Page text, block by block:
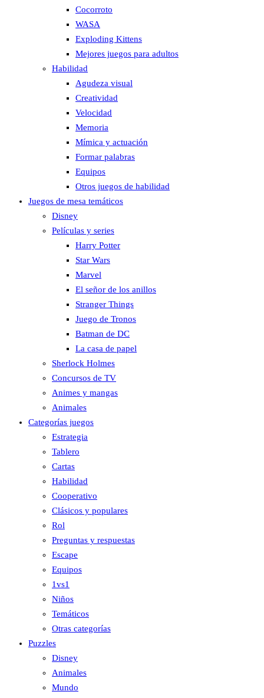
Cocorroto
WASA
Exploding Kittens
Mejores juegos para adultos
Habilidad
Agudeza visual
Creatividad
Velocidad
Memoria
Mímica y actuación
Formar palabras
Equipos
Otros juegos de habilidad
Juegos de mesa temáticos
Disney
Películas y series
Harry Potter
Star Wars
Marvel
El señor de los anillos
Stranger Things
Juego de Tronos
Batman de DC
La casa de papel
Sherlock Holmes
Concursos de TV
Animes y mangas
Animales
Categorías juegos
Estrategia
Tablero
Cartas
Habilidad
Cooperativo
Clásicos y populares
Rol
Preguntas y respuestas
Escape
Equipos
1vs1
Niños
Temáticos
Otras categorías
Puzzles
Disney
Animales
Mundo